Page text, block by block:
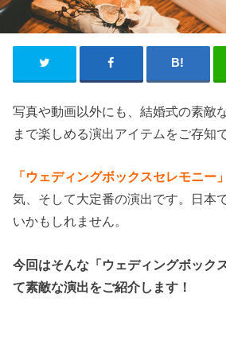
写真や動画以外にも、結婚式の素敵
まで楽しめる演出アイテムをご存知
「ウェディングボックスセレモニー」
気、そして大定番の演出です。日本
いかもしれません。
今回はそんな「ウェディングボック
て素敵な演出をご紹介します！